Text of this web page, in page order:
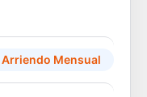
Arriendo Mensual